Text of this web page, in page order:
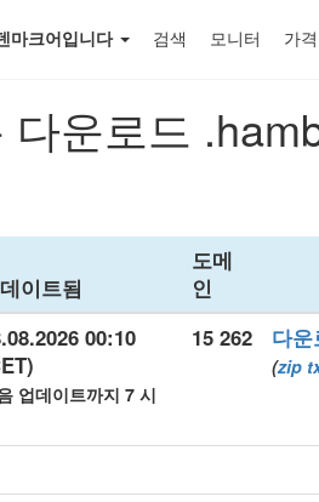
마크어입니다 검색 모니터 가격
운로드
이트됨
도메
인
00:10
업데이트까지 7 시
15 262 다
(zip